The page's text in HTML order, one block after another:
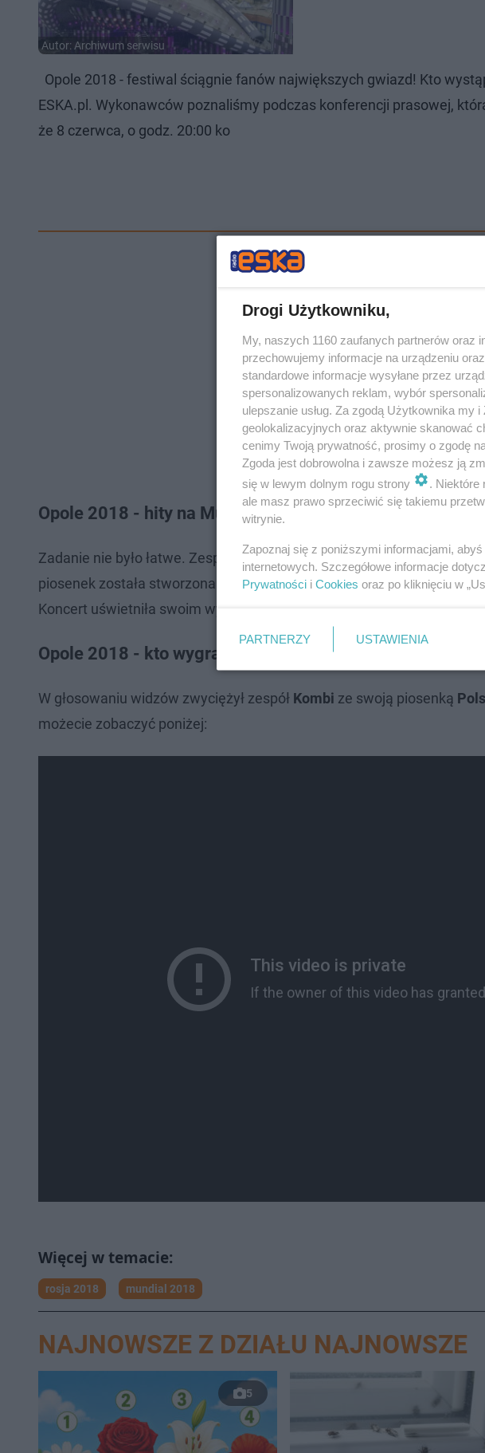
Autor: Archiwum serwisu
Opole 2018 - festiwal ściągnie fanów największych gwiazd! Kto
ESKA.pl. Wykonawców poznaliśmy podczas konferencji prasowej,
że 8 czerwca, o godz. 20:00 ko
Opole 2018 - hity na Mundial
Zadanie nie było łatwe. Zespoły musiały przedstawić własny hit,
piosenek została stworzona w zupełnie innym stylu i mogliśmy
Koncert uświetniła swoim występem
Opole 2018 - kto wygrał w głosowaniu?
W głosowaniu widzów zwyciężył zespół Kombi ze swoją piosenką
możecie zobaczyć poniżej:
rosja 2018 mundial 2018
NAJNOWSZE Z DZIAŁU NAJNOWSZE
5
Drogi Użytkowniku,
My, naszych 1160 zaufanych partnerów oraz
przechowujemy informacje na urządzeniu
standardowe informacje wysyłane przez
spersonalizowanych reklam, wybór
ulepszanie usług. Za zgodą Użytkownika my
geolokalizacyjnych oraz aktywnie skanować
cenimy Twoją prywatność, prosimy o zgodę
Zgoda jest dobrowolna i zawsze możesz ją
się w lewym dolnym rogu strony
. Niektóre
ale masz prawo sprzeciwić się takiemu
witrynie.
Zapoznaj się z poniższymi informacjami,
internetowych. Szczegółowe informacje
Prywatności i Cookies oraz po kliknięciu w
PARTNERZY USTAWIENIA